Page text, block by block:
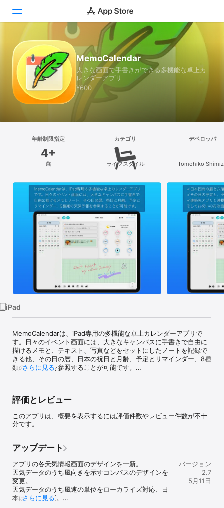
Today
ゲーム
アプリ
検索
プラットフォーム
iPad
Vision
MemoCalendar
大きな画面で手書きができる多機能な卓上カ
レンダーアプリ
¥600
年齢制限指定
4+
歳
カテゴリ
ライフスタイル
デベロッパ
Tomohiko
iPad
MemoCalendarは、iPad専用の多機能な卓上カレンダーアプリで
す。日々のイベント画面には、大きなキャンバスに手書きで自由に
描けるメモと、テキスト、写真などをセットにしたノートを記録で
きる他、その日の暦、日本の祝日と月齢、予定とリマインダー、8種
類の天気予報を参照することが可能です。
描けるメモと、テキスト、写真などをセットにしたノートを記録で
類の天気予報を参照することが可能です。予定や記録したノートの
検索や誕生日のお祝いサービスなど、便利な機能もサポートしてい
[ 横置きしたiPad画面に最適化したアプリです ]
iPadの大きな画面を活かして左側にカレンダー画面、右側にカレン
ダーで選択したイベント画面、天気予報画面、手書きができるキャ
ンバス画面を表示します。
[ 日にち毎に日本固有の暦、月齢を表示します ]
カレンダーの日にち毎に、日本固有の暦と六曜六機、日本の祝日、
さらに見る
評価とレビュー
このアプリは、概要を表示するには評価件数やレビュー件数が不十
分です。
アップデート
アプリの各天気情報画面のデザインを一新。
天気データのうち風向きを示すコンパスのデザインを
変更。
天気データのうち風速の単位をローカライズ対応、日
本はm/sに変更。
さらに見る
バージョン
2.7
5月11日